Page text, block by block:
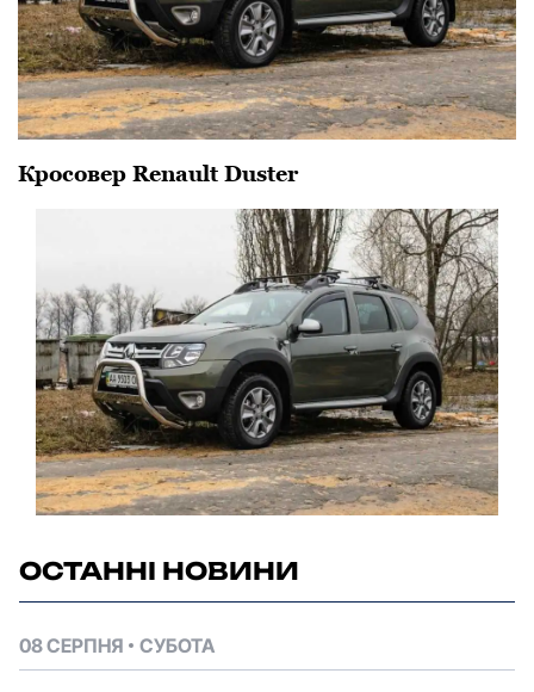
Кросовер Renault Duster
ОСТАННІ НОВИНИ
08 СЕРПНЯ СУБОТА